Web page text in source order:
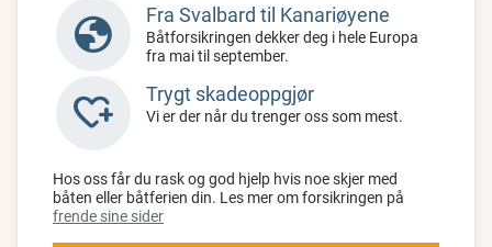
globe Fra Svalbard til Kanariøyene
Båtforsikringen dekker deg i hele Europa
fra mai til september.
heart_plus Trygt skadeoppgjør
Vi er der når du trenger oss som mest.
Hos oss får du rask og god hjelp hvis noe skjer med
båten eller båtferien din. Les mer om forsikringen på
frende sine sider